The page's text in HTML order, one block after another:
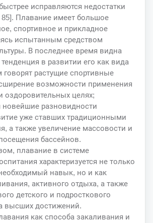
исправляются недостатки
85]. Плавание имеет большое
спортивное и прикладное
испытанным средством
В последнее время видна
в развитии его как вида
говорят растущие спортивные
возможности применения
оздоровительных целях;
разновидности
уже ставших традиционными
а также увеличение массовости и
бассейнов.
плавание в системе
характеризуется не только
навык, но и как
активного отдыха, а также
детского и подросткового
высших достижений.
как способа закаливания и